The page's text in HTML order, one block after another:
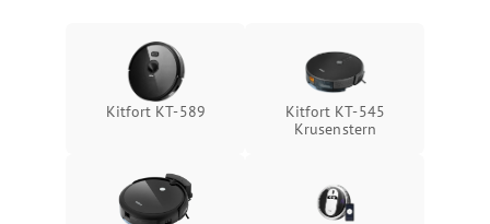
Kitfort KT-589
Kitfort КТ-545
Krusenstern